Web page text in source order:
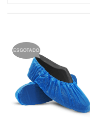
ESGOTADO